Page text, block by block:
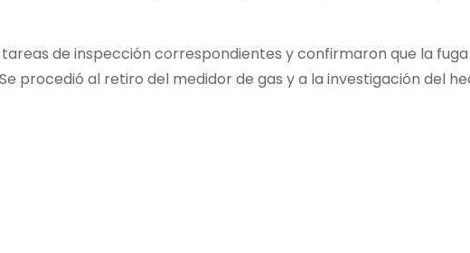
de inspección correspondientes y confirmaron que la
procedió al retiro del medidor de gas y a la investigación del